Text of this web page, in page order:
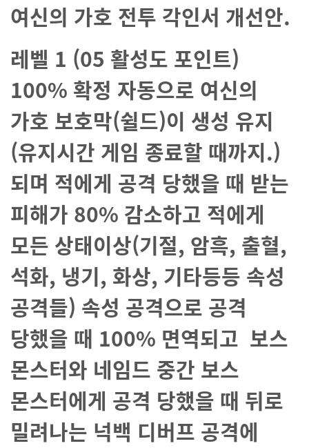
여신의 가호 전투 각인서 개선안.
레벨 1 (05 활성도 포인트)
100% 확정 자동으로 여신의
가호 보호막(쉴드)이 생성 유지
(유지시간 게임 종료할 때까지.)
되며 적에게 공격 당했을 때 받는
피해가 80% 감소하고 적에게
모든 상태이상(기절, 암흑, 출혈,
석화, 냉기, 화상, 기타등등 속성
공격들) 속성 공격으로 공격
당했을 때 100% 면역되고 보스
몬스터와 네임드 중간 보스
몬스터에게 공격 당했을 때 뒤로
밀려나는 넉백 디버프 공격에